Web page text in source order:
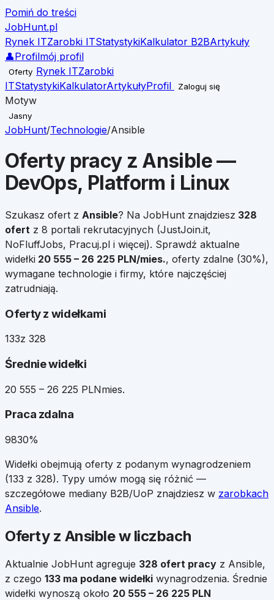
Pomiń do treści
JobHunt.pl
Rynek ITZarobki ITStatystykiKalkulator B2BArtykuły
👤Profilmój profil
Oferty Rynek ITZarobki
ITStatystykiKalkulatorArtykułyProfil Zaloguj się
Motyw
Jasny
JobHunt/Technologie/Ansible
Oferty pracy z Ansible—
DevOps, Platform i Linux
Szukasz ofert z Ansible? Na JobHunt znajdziesz 328
ofert z 8 portali rekrutacyjnych (JustJoin.it,
NoFluffJobs, Pracuj.pl i więcej). Sprawdź aktualne
widełki 20 555 – 26 225 PLN/mies., oferty zdalne (30%),
wymagane technologie i firmy, które najczęściej
zatrudniają.
Oferty z widełkami
133z 328
Średnie widełki
20 555 – 26 225 PLNmies.
Praca zdalna
9830%
Widełki obejmują oferty z podanym wynagrodzeniem
(133 z 328). Typy umów mogą się różnić —
szczegółowe mediany B2B/UoP znajdziesz w zarobkach
Ansible.
Oferty z Ansible w liczbach
Aktualnie JobHunt agreguje 328 ofert pracy z Ansible,
z czego 133 ma podane widełki wynagrodzenia. Średnie
widełki wynoszą około 20 555 – 26 225 PLN